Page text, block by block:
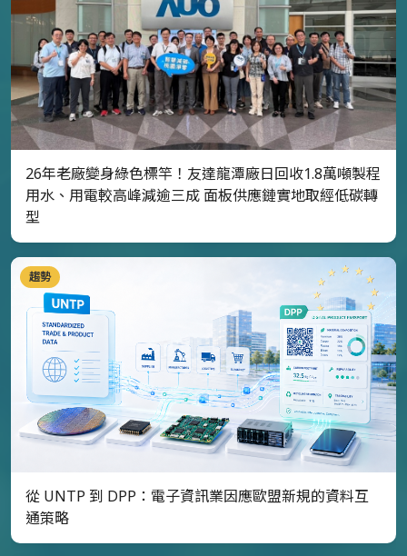
26年老廠變身綠色標竿！友達龍潭廠日回收1.8萬噸製程
用水、用電較高峰減逾三成 面板供應鏈實地取經低碳轉
型
趨勢
從 UNTP 到 DPP：電子資訊業因應歐盟新規的資料互
通策略